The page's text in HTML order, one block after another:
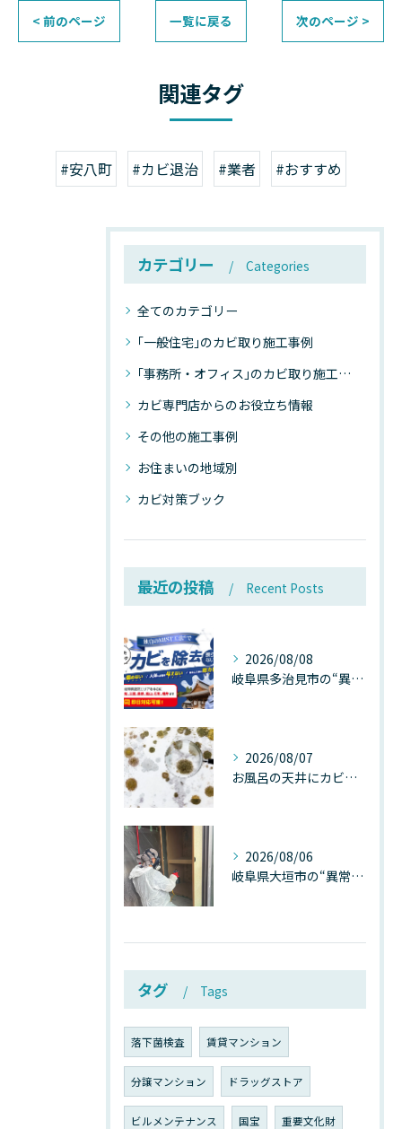
< 前のページ 一覧に戻る 次のページ >
関連タグ
#安八町 #カビ退治 #業者 #おすすめ
カテゴリー Categories
全てのカテゴリー
｢一般住宅｣のカビ取り施工事例
｢事務所・オフィス｣のカビ取り施工事例
カビ専門店からのお役立ち情報
その他の施工事例
お住まいの地域別
カビ対策ブック
最近の投稿 Recent Posts
2026/08/08
岐阜県多治見市の“異常な高温”が建物内部を破壊する──深層カビが急増する危険な温度差の正体
2026/08/07
お風呂の天井にカビが生えたら要注意！2026年8月の猛暑・高湿度で急増する浴室カビの原因と正しい対策
2026/08/06
岐阜県大垣市の“異常に高い気温”が建物内部を腐らせる──深層カビが爆発的に増える本当の理由
タグ Tags
落下菌検査 賃貸マンション
分譲マンション ドラッグストア
ビルメンテナンス 国宝 重要文化財